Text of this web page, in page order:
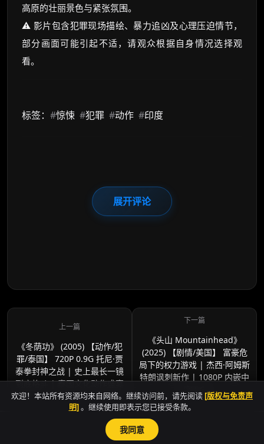
高原的壮丽景色与紧张氛围。
⚠️ 影片包含犯罪现场描绘、暴力追凶及心理压迫情节，
部分画面可能引起不适，请观众根据自身情况选择观
看。
标签： #惊悚 #犯罪 #动作 #印度
展开评论
《冬荫功》 (2005) 【动作/犯
罪/泰国】 720P 0.9G 托尼·贾
泰拳封神之战 | 史上最长一镜
到底格斗 | 泰国文化动作盛宴
《头山 Mountainhead》
(2025) 【剧情/美国】 富豪危
局下的权力游戏 | 杰西·阿姆斯
特朗讽刺新作 | 1080P 内嵌中
字 5G
sitemap
欢迎！本站所有资源均来自网络。继续访问前，请先阅读 [版权与免责声
明]。继续使用即表示您已接受条款。
我同意